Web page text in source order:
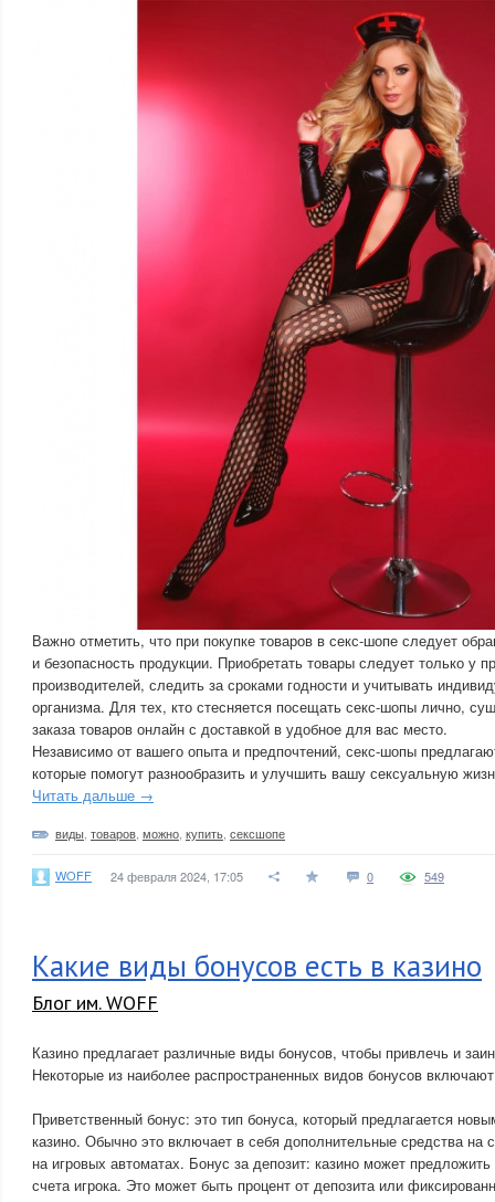
Важно отметить, что при покупке товаров в секс-шопе следует
и безопасность продукции. Приобретать товары следует только у
производителей, следить за сроками годности и учитывать
организма. Для тех, кто стесняется посещать секс-шопы лично,
заказа товаров онлайн с доставкой в удобное для вас место.
Независимо от вашего опыта и предпочтений, секс-шопы
которые помогут разнообразить и улучшить вашу сексуальную
Читать дальше →
виды товаров можно купить сексшопе
WOFF 24 февраля 2024, 17:05 0 549
Какие виды бонусов есть в казино
Блог им. WOFF
Казино предлагает различные виды бонусов, чтобы привлечь и
Некоторые из наиболее распространенных видов бонусов
Приветственный бонус: это тип бонуса, который предлагается
казино. Обычно это включает в себя дополнительные средства на
на игровых автоматах. Бонус за депозит: казино может
счета игрока. Это может быть процент от депозита или